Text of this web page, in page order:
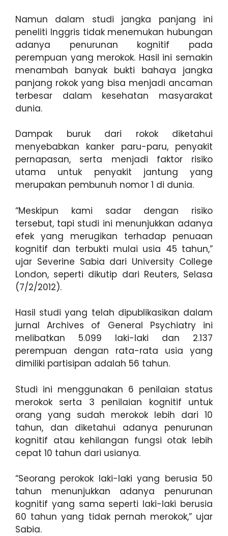
Namun dalam studi jangka panjang ini
peneliti Inggris tidak menemukan hubungan
adanya penurunan kognitif pada
perempuan yang merokok. Hasil ini semakin
menambah banyak bukti bahaya jangka
panjang rokok yang bisa menjadi ancaman
terbesar dalam kesehatan masyarakat
dunia.
Dampak buruk dari rokok diketahui
menyebabkan kanker paru-paru, penyakit
pernapasan, serta menjadi faktor risiko
utama untuk penyakit jantung yang
merupakan pembunuh nomor 1 di dunia.
“Meskipun kami sadar dengan risiko
tersebut, tapi studi ini menunjukkan adanya
efek yang merugikan terhadap penuaan
kognitif dan terbukti mulai usia 45 tahun,”
ujar Severine Sabia dari University College
London, seperti dikutip dari Reuters, Selasa
(7/2/2012).
Hasil studi yang telah dipublikasikan dalam
jurnal Archives of General Psychiatry ini
melibatkan 5.099 laki-laki dan 2.137
perempuan dengan rata-rata usia yang
dimiliki partisipan adalah 56 tahun.
Studi ini menggunakan 6 penilaian status
merokok serta 3 penilaian kognitif untuk
orang yang sudah merokok lebih dari 10
tahun, dan diketahui adanya penurunan
kognitif atau kehilangan fungsi otak lebih
cepat 10 tahun dari usianya.
“Seorang perokok laki-laki yang berusia 50
tahun menunjukkan adanya penurunan
kognitif yang sama seperti laki-laki berusia
60 tahun yang tidak pernah merokok,” ujar
Sabia.